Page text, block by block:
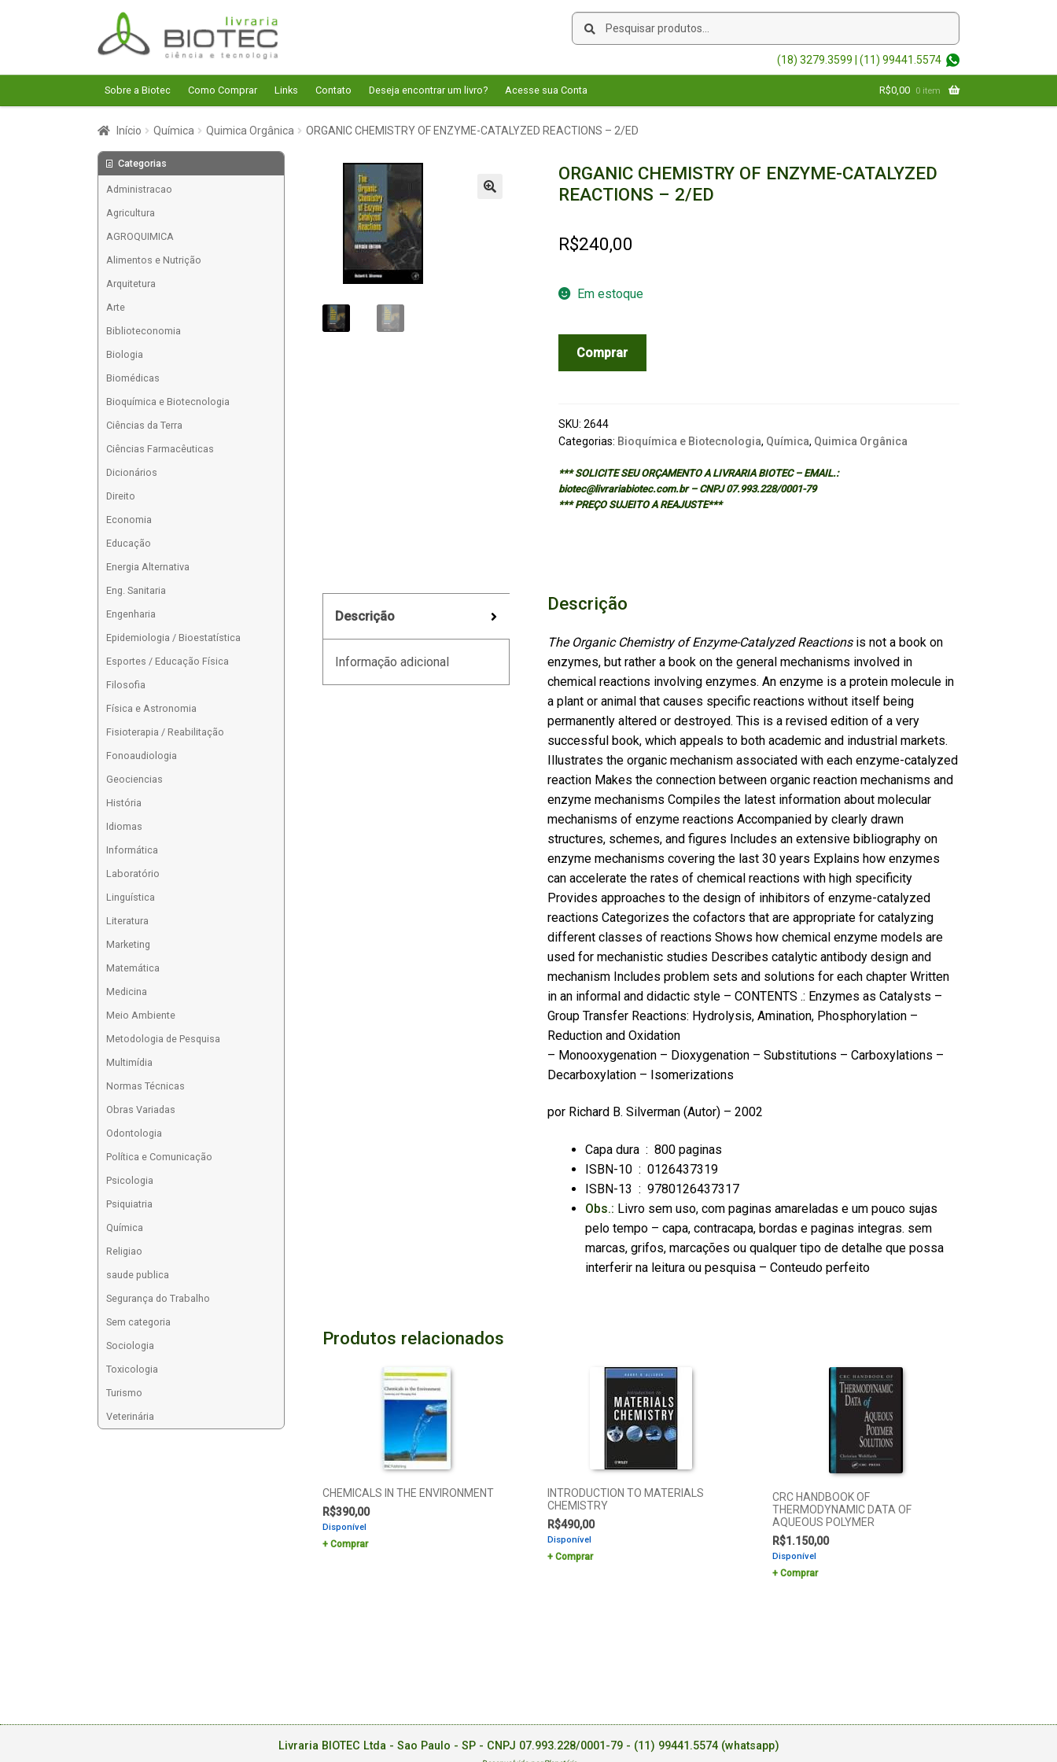
Pular
para
navegação
Pular
para
o
conteúdo
Pesquisar
Pesquisar
(18) 3279.3599 | (11) 99441.5574
Sobre a Biotec Como Comprar Links Contato Deseja encontrar um livro? Acesse sua Conta R$0,00 0 item
Início Química Quimica Orgânica ORGANIC CHEMISTRY OF ENZYME-CATALYZED REACTIONS – 2/ED
ORGANIC CHEMISTRY OF ENZYME-CATALYZED
REACTIONS – 2/ED
R$240,00
Em estoque
CHEMISTRY
CATALYZED
REACTIONS
2/ED
quantidade
Comprar
SKU: 2644
Categorias: Bioquímica e Biotecnologia, Química, Quimica Orgânica
*** SOLICITE SEU ORÇAMENTO A LIVRARIA BIOTEC – EMAIL.:
biotec@livrariabiotec.com.br – CNPJ 07.993.228/0001-79
*** PREÇO SUJEITO A REAJUSTE***
Descrição
Informação adicional
Descrição
The Organic Chemistry of Enzyme-Catalyzed Reactionsis not a book on
enzymes, but rather a book on the general mechanisms involved in
chemical reactions involving enzymes. An enzyme is a protein molecule in
a plant or animal that causes specific reactions without itself being
permanently altered or destroyed. This is a revised edition of a very
successful book, which appeals to both academic and industrial markets.
Illustrates the organic mechanism associated with each enzyme-catalyzed
reaction Makes the connection between organic reaction mechanisms and
enzyme mechanisms Compiles the latest information about molecular
mechanisms of enzyme reactions Accompanied by clearly drawn
structures, schemes, and figures Includes an extensive bibliography on
enzyme mechanisms covering the last 30 years Explains how enzymes
can accelerate the rates of chemical reactions with high specificity
Provides approaches to the design of inhibitors of enzyme-catalyzed
reactions Categorizes the cofactors that are appropriate for catalyzing
different classes of reactions Shows how chemical enzyme models are
used for mechanistic studies Describes catalytic antibody design and
mechanism Includes problem sets and solutions for each chapter Written
in an informal and didactic style – CONTENTS .: Enzymes as Catalysts –
Group Transfer Reactions: Hydrolysis, Amination, Phosphorylation –
Reduction and Oxidation
– Monooxygenation – Dioxygenation – Substitutions – Carboxylations –
Decarboxylation – Isomerizations
por Richard B. Silverman (Autor) – 2002
Capa dura ‏ : ‎ 800 paginas
ISBN-10 ‏ : ‎ 0126437319
ISBN-13 ‏ : ‎ 9780126437317
Obs.: Livro sem uso, com paginas amareladas e um pouco sujas
pelo tempo – capa, contracapa, bordas e paginas integras. sem
marcas, grifos, marcações ou qualquer tipo de detalhe que possa
interferir na leitura ou pesquisa – Conteudo perfeito
Produtos relacionados
CHEMICALS IN THE ENVIRONMENT
R$390,00
Disponível
Comprar
INTRODUCTION TO MATERIALS
CHEMISTRY
R$490,00
Disponível
Comprar
CRC HANDBOOK OF
THERMODYNAMIC DATA OF
AQUEOUS POLYMER
R$1.150,00
Disponível
Comprar
Categorias
Administracao
Agricultura
AGROQUIMICA
Alimentos e Nutrição
Arquitetura
Arte
Biblioteconomia
Biologia
Biomédicas
Bioquímica e Biotecnologia
Ciências da Terra
Ciências Farmacêuticas
Dicionários
Direito
Economia
Educação
Energia Alternativa
Eng. Sanitaria
Engenharia
Epidemiologia / Bioestatística
Esportes / Educação Física
Filosofia
Física e Astronomia
Fisioterapia / Reabilitação
Fonoaudiologia
Geociencias
História
Idiomas
Informática
Laboratório
Linguística
Literatura
Marketing
Matemática
Medicina
Meio Ambiente
Metodologia de Pesquisa
Multimídia
Normas Técnicas
Obras Variadas
Odontologia
Política e Comunicação
Psicologia
Psiquiatria
Química
Religiao
saude publica
Segurança do Trabalho
Sem categoria
Sociologia
Toxicologia
Turismo
Veterinária
Livraria BIOTEC Ltda - Sao Paulo - SP - CNPJ 07.993.228/0001-79 - (11) 99441.5574 (whatsapp)